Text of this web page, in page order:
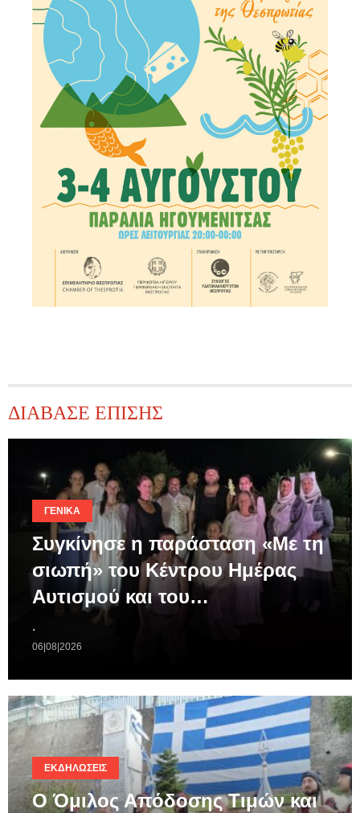
ΔΙΑΒΑΣΕ ΕΠΙΣΗΣ
ΓΕΝΙΚΆ
Συγκίνησε η παράσταση «Με τη
σιωπή» του Κέντρου Ημέρας
Αυτισμού και του…
.
06|08|2026
ΕΚΔΗΛΏΣΕΙΣ
Ο Όμιλος Απόδοσης Τιμών και